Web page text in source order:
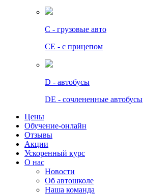
C - грузовые авто
СЕ - с прицепом
D - автобусы
DE - сочлененные автобусы
Цены
Обучение-онлайн
Отзывы
Акции
Ускоренный курс
О нас
Новости
Об автошколе
Наша команда